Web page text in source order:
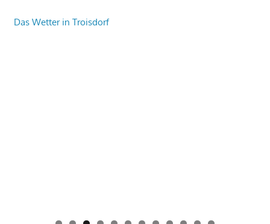
Das Wetter in Troisdorf